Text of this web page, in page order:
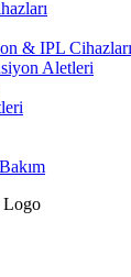
& IPL Cihazları
Aletleri